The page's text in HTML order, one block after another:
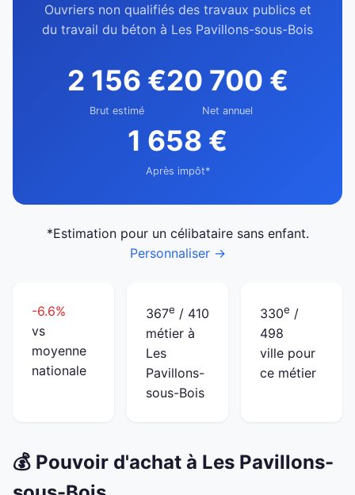
Ouvriers non qualifiés des travaux publics et
du travail du béton à Les Pavillons-sous-Bois
2 156 €
Brut estimé
20 700 €
Net annuel
1 658 €
Après impôt*
*Estimation pour un célibataire sans enfant.
Personnaliser →
-6.6%
vs
moyenne
nationale
367e / 410
métier à
Les
Pavillons-
sous-Bois
330e /
498
ville pour
ce métier
💰 Pouvoir d'achat à Les Pavillons-